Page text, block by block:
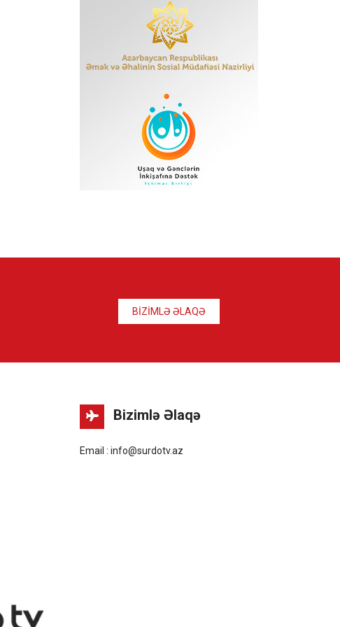
BİZİMLƏ ƏLAQƏ
Bizimlə Əlaqə
Email : info@surdotv.az